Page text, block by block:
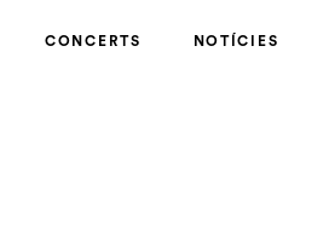
CONCERTS NOTÍCIES